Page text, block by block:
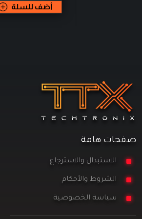
أضف للسلة
صفحات هامة
الاستبدال والاسترجاع
الشروط والأحكام
سياسة الخصوصية